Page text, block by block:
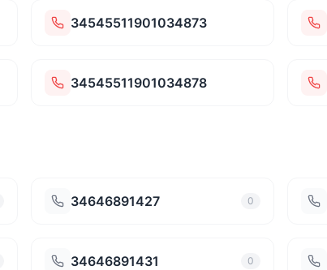
34545511901034873
34545511901034878
34646891427 0
34646891431 0